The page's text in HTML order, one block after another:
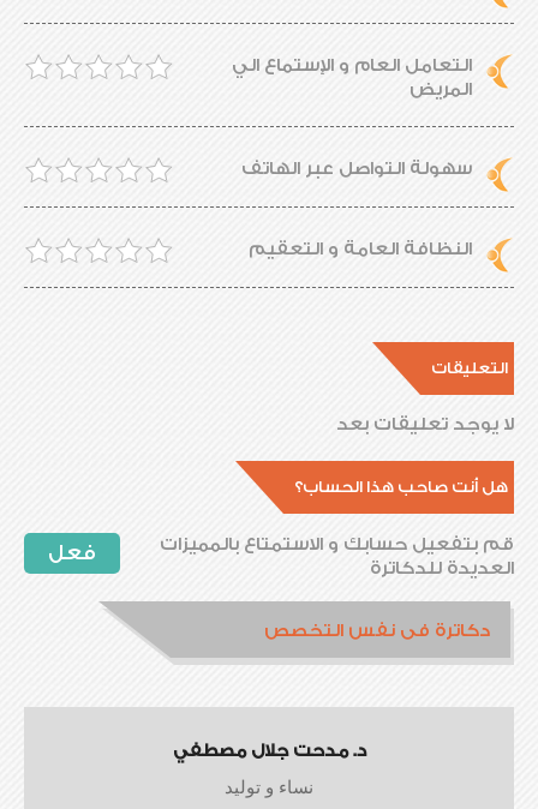
التعامل العام و الإستماع الي
المريض
سهولة التواصل عبر الهاتف
النظافة العامة و التعقيم
التعليقات
لا يوجد تعليقات بعد
هل أنت صاحب هذا الحساب؟
فعل
قم بتفعيل حسابك و الاستمتاع بالمميزات
العديدة للدكاترة
دكاترة فى نفس التخصص
د. مدحت جلال مصطفي
نساء و توليد